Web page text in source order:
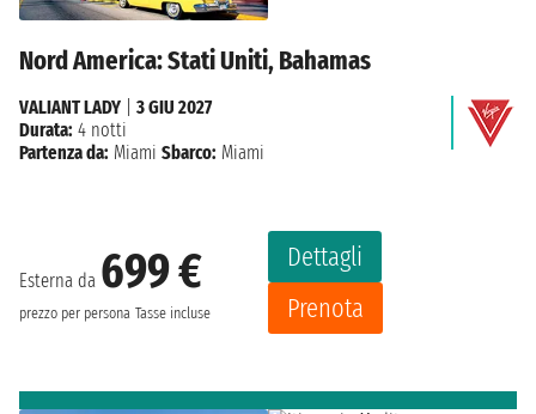
Nord America: Stati Uniti, Bahamas
Esterna da 699 €
prezzo per persona Tasse incluse
Dettagli
Prenota
VALIANT LADY
3 GIU 2027
Durata: 4 notti
Partenza da: Miami Sbarco: Miami